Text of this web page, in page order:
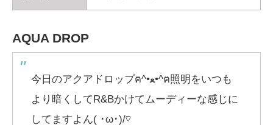
AQUA DROP
今日のアクアドロップฅ^•ﻌ•^ฅ照明をいつも
より暗くしてR&Bかけてムーディーな感じに
してますよん( ･ω･)/♡